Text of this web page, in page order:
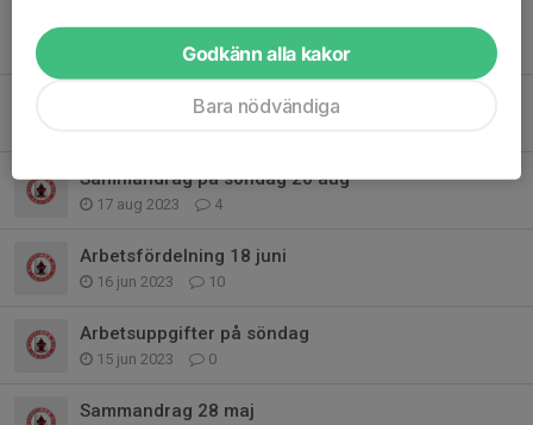
Sammandrag 2 september i Harg
0
Träning inställd måndag 21 aug!
Sammandrag på söndag 20 aug
17 aug 2023 4
Arbetsfördelning 18 juni
16 jun 2023 10
Arbetsuppgifter på söndag
15 jun 2023 0
Sammandrag 28 maj
Godkänn alla kakor
Bara nödvändiga